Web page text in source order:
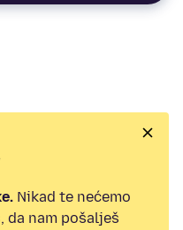
Nikad te nećemo
da nam pošalješ